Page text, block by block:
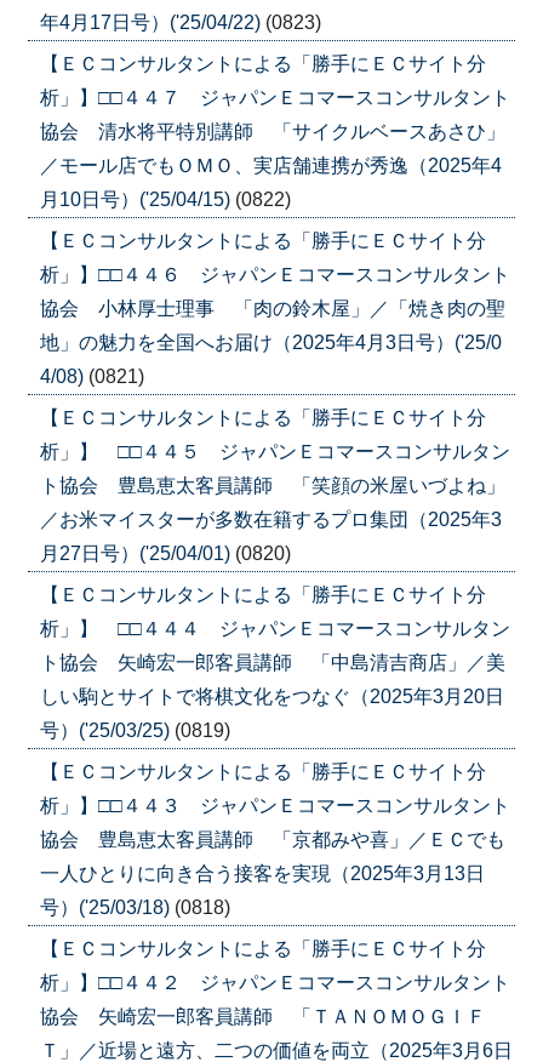
年4月17日号）('25/04/22) (0823)
【ＥＣコンサルタントによる「勝手にＥＣサイト分
析」】□□４４７ ジャパンＥコマースコンサルタント
協会 清水将平特別講師 「サイクルベースあさひ」
／モール店でもＯＭＯ、実店舗連携が秀逸（2025年4
月10日号）('25/04/15) (0822)
【ＥＣコンサルタントによる「勝手にＥＣサイト分
析」】□□４４６ ジャパンＥコマースコンサルタント
協会 小林厚士理事 「肉の鈴木屋」／「焼き肉の聖
地」の魅力を全国へお届け（2025年4月3日号）('25/0
4/08) (0821)
【ＥＣコンサルタントによる「勝手にＥＣサイト分
析」】 □□４４５ ジャパンＥコマースコンサルタン
ト協会 豊島恵太客員講師 「笑顔の米屋いづよね」
／お米マイスターが多数在籍するプロ集団（2025年3
月27日号）('25/04/01) (0820)
【ＥＣコンサルタントによる「勝手にＥＣサイト分
析」】 □□４４４ ジャパンＥコマースコンサルタン
ト協会 矢崎宏一郎客員講師 「中島清吉商店」／美
しい駒とサイトで将棋文化をつなぐ（2025年3月20日
号）('25/03/25) (0819)
【ＥＣコンサルタントによる「勝手にＥＣサイト分
析」】□□４４３ ジャパンＥコマースコンサルタント
協会 豊島恵太客員講師 「京都みや喜」／ＥＣでも
一人ひとりに向き合う接客を実現（2025年3月13日
号）('25/03/18) (0818)
【ＥＣコンサルタントによる「勝手にＥＣサイト分
析」】□□４４２ ジャパンＥコマースコンサルタント
協会 矢崎宏一郎客員講師 「ＴＡＮＯＭＯＧＩＦ
Ｔ」／近場と遠方、二つの価値を両立（2025年3月6日